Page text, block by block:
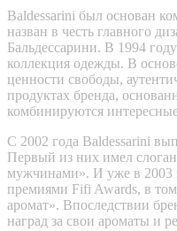
Baldessarini был основан
назван в честь главного
Бальдессарини. В 1994
коллекция одежды. В
ценности свободы,
продуктах бренда,
комбинируются
С 2002 года Baldessarini
Первый из них имел
мужчинами». И уже в 2003
премиями Fifi Awards, в
аромат». Впоследствии
наград за свои ароматы и